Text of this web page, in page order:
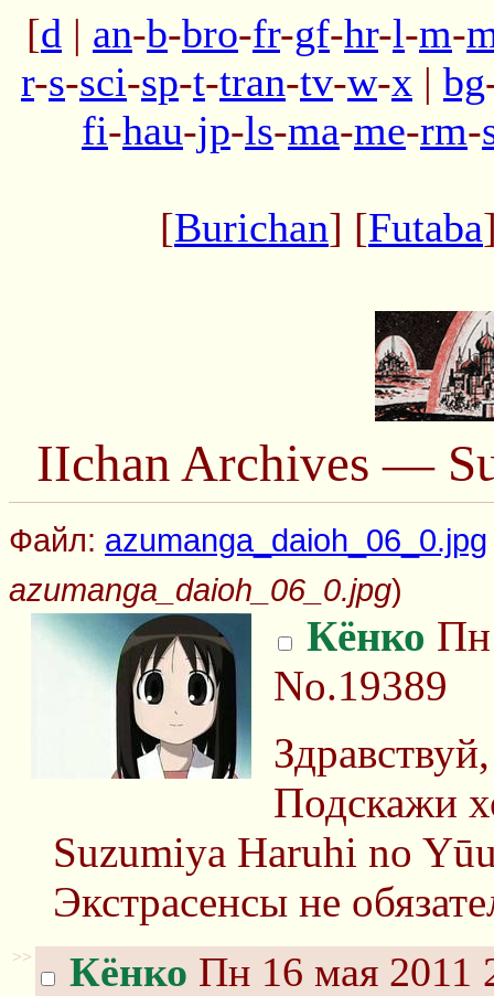
[d | an-b-bro-fr-gf-hr-l-m-
r-s-sci-sp-t-tran-tv-w-x | bg
fi-hau-jp-ls-ma-me-rm-
[Burichan] [Futaba
IIchan Archives —
Файл: azumanga_daioh_06_0.jpg
azumanga_daioh_06_0.jpg)
Кёнко Пн
No.19389
Подскажи
Suzumiya Haruhi no
Экстрасенсы не
>> Кёнко Пн 16 мая 2011